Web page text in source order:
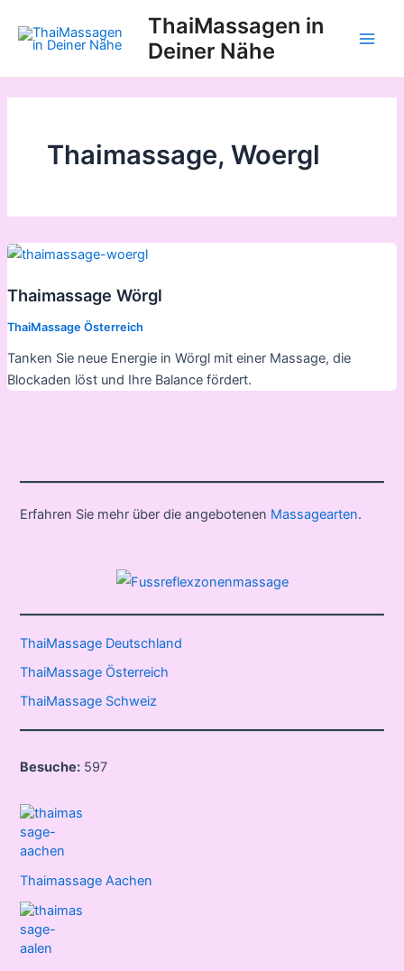
Inhalt
springen
ThaiMassagen in
Deiner Nähe
Thaimassage, Woergl
Thaimassage Wörgl
ThaiMassage Österreich
Tanken Sie neue Energie in Wörgl mit einer Massage, die
Blockaden löst und Ihre Balance fördert.
Erfahren Sie mehr über die angebotenen Massagearten.
ThaiMassage Deutschland
ThaiMassage Österreich
ThaiMassage Schweiz
Besuche: 597
Thaimassage Aachen